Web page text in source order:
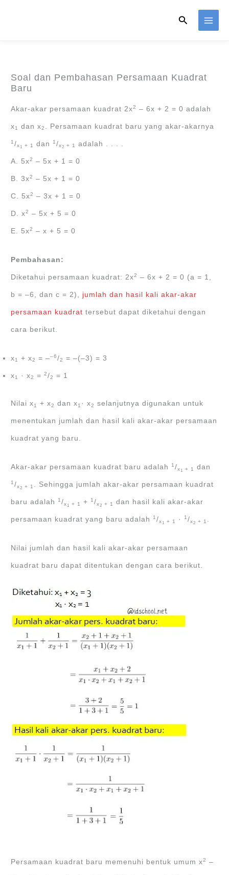
Search
Soal dan Pembahasan Persamaan Kuadrat
Baru
Akar-akar persamaan kuadrat 2x2 ‒ 6x + 2 = 0 adalah
x1 dan x2 . Persamaan kuadrat baru yang akar-akarnya
1 /x1 + 1 dan 1 /x2 + 1 adalah . . . .
A. 5x2 ‒ 5x + 1 = 0
B. 3x2 ‒ 5x + 1 = 0
C. 5x2 ‒ 3x + 1 = 0
D. x2 ‒ 5x + 5 = 0
E. 5x2 ‒ x + 5 = 0
Pembahasan:
Diketahui persamaan kuadrat: 2x2 ‒ 6x + 2 = 0 (a = 1,
b = ‒6, dan c = 2), jumlah dan hasil kali akar-akar
persamaan kuadrat tersebut dapat diketahui dengan
cara berikut.
x1 + x2 = ‒‒6/2 = ‒(‒3) = 3
x1 · x2 =2/2 = 1
Nilai x1 + x2 dan x1 · x2 selanjutnya digunakan untuk
menentukan jumlah dan hasil kali akar-akar persamaan
kuadrat yang baru.
Akar-akar persamaan kuadrat baru adalah 1 /x 1 + 1 dan
1 /x2 + 1 . Sehingga jumlah akar-akar persamaan kuadrat
baru adalah 1 /x 1 + 1 + 1 /x2 + 1 dan hasil kali akar-akar
persamaan kuadrat yang baru adalah 1 /x 1 + 1 · 1 /x2 + 1 .
Nilai jumlah dan hasil kali akar-akar persamaan
kuadrat baru dapat ditentukan dengan cara berikut.
Persamaan kuadrat baru memenuhi bentuk umum x2 ‒